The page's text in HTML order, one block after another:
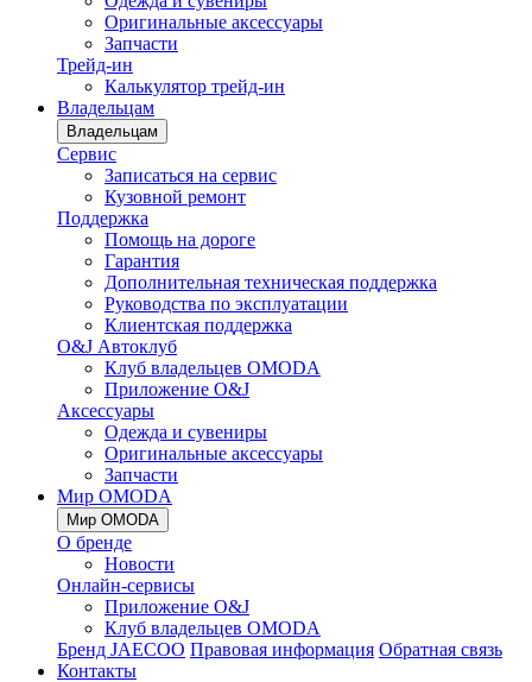
Оригинальные аксессуары
Запчасти
Трейд-ин
Калькулятор трейд-ин
Владельцам
Владельцам
Сервис
Записаться на сервис
Кузовной ремонт
Поддержка
Помощь на дороге
Гарантия
Дополнительная техническая поддержка
Руководства по эксплуатации
Клиентская поддержка
O&J Автоклуб
Клуб владельцев OMODA
Приложение O&J
Аксессуары
Одежда и сувениры
Оригинальные аксессуары
Запчасти
Мир OMODA
Мир OMODA
О бренде
Новости
Онлайн-сервисы
Приложение O&J
Клуб владельцев OMODA
Бренд JAECOO Правовая информация Обратная связь
Контакты